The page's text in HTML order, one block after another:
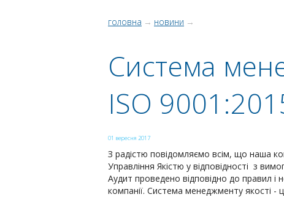
головна → новини →
Система
ISO
01 вересня 2017
З радістю повідомляємо всім, що наша
Управління Якістю у відповідності з
Аудит проведено відповідно до
компанії. Система менеджменту якості -